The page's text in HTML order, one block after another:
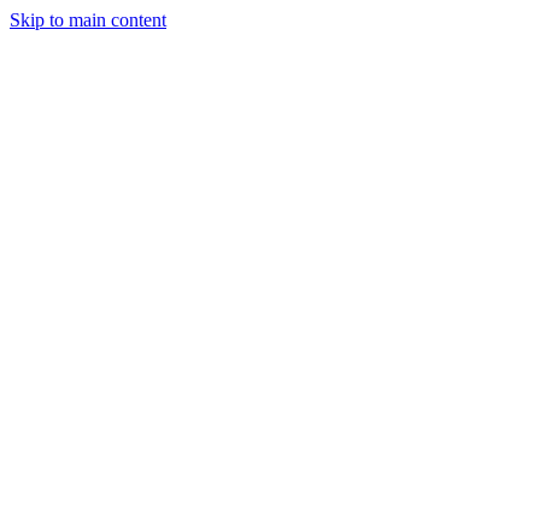
Skip to main content